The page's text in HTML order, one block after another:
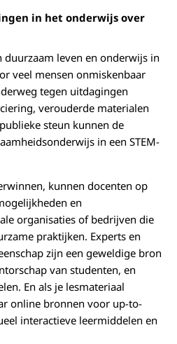
in het onderwijs over
duurzaam leven en onderwijs in
veel mensen onmiskenbaar
tegen uitdagingen
verouderde materialen
steun kunnen de
in een STEM-
kunnen docenten op
en
organisaties of bedrijven die
praktijken. Experts en
zijn een geweldige bron
van studenten, en
En als je lesmateriaal
online bronnen voor up-to-
interactieve leermiddelen en